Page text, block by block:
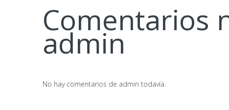
Comentarios
admin
No hay comentarios de admin todavía.